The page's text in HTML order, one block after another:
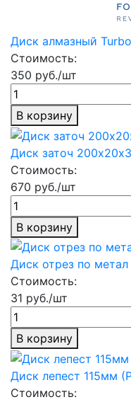
Диск алмазный
Стоимость:
350 руб./шт
В корзину
Диск заточ
Стоимость:
670 руб./шт
В корзину
Диск отрез по метал
Стоимость:
31 руб./шт
В корзину
Диск лепест 115мм
Стоимость: